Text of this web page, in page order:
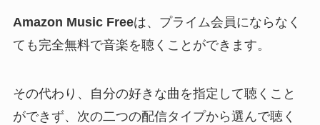
Amazon Music Freeは、プライム会員にならなく
ても完全無料で音楽を聴くことができます。
その代わり、自分の好きな曲を指定して聴くこと
ができず、次の二つの配信タイプから選んで聴く